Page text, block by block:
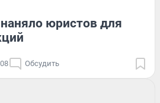
юристов для
Обсудить